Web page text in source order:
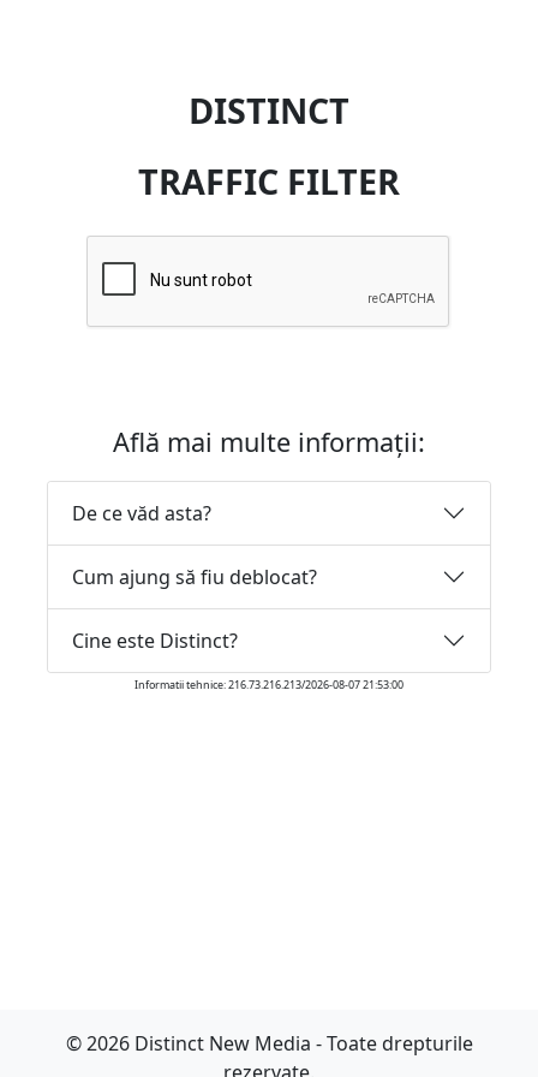
DISTINCT
TRAFFIC FILTER
Află mai multe informații:
De ce văd asta?
Cum ajung să fiu deblocat?
Cine este Distinct?
Informatii tehnice: 216.73.216.213/2026-08-07 21:53:00
© 2026 Distinct New Media - Toate drepturile